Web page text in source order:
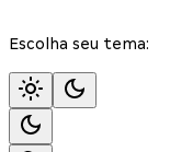
Escolha seu tema: